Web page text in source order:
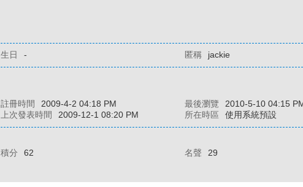
生日 - 匿稱 jackie
註冊時間 2009-4-2 04:18 PM 最後瀏覽
2010-5-10 04:15
上次發表時間 2009-12-1 08:20 PM 所在時區 使用系統預設
積分 62 名聲
29